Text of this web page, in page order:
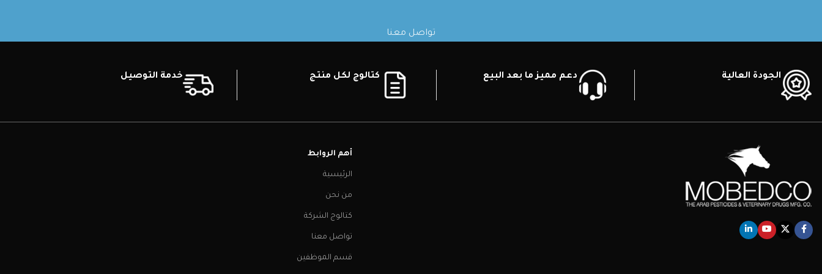
تواصل معنا
الجودة العالية دعم مميز ما بعد البيع كتالوج لكل منتج خدمة التوصيل
أهم الروابط
الرئيسية
من نحن
كتالوج الشركة
تواصل معنا
قسم الموظفين